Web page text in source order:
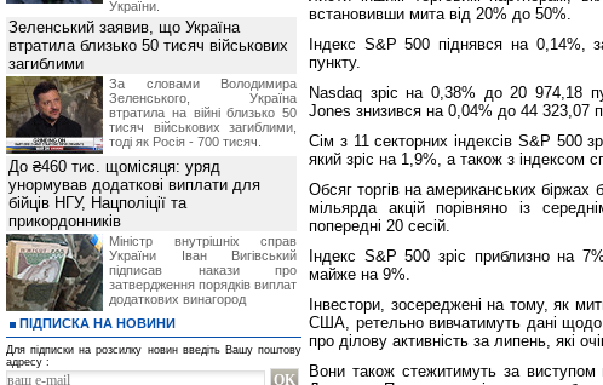
встановивши мита від 20% до 50%.
Індекс S&P 500 піднявся на 0,14%,
пункту.
Nasdaq зріс на 0,38% до 20 974,18
Jones знизився на 0,04% до 44 323,07
Сім з 11 секторних індексів S&P 500
який зріс на 1,9%, а також з індексом
Обсяг торгів на американських
мільярда акцій порівняно із
попередні 20 сесій.
Індекс S&P 500 зріс приблизно на
майже на 9%.
Інвестори, зосереджені на тому, як
США, ретельно вивчатимуть дані щодо
про ділову активність за липень, які
Вони також стежитимуть за виступом
України.
Зеленський заявив, що Україна
втратила близько 50 тисяч військових
загиблими
За словами Володимира
Зеленського, Україна
втратила на війні близько 50
тисяч військових загиблими,
тоді як Росія - 700 тисяч.
До ₴460 тис. щомісяця: уряд
унормував додаткові виплати для
бійців НГУ, Нацполіції та
прикордонників
Міністр внутрішніх справ
України Іван Вигівський
підписав накази про
затвердження порядків виплат
додаткових винагород
ПІДПИСКА НА НОВИНИ
Для підписки на розсилку новин введіть Вашу поштову
адресу :